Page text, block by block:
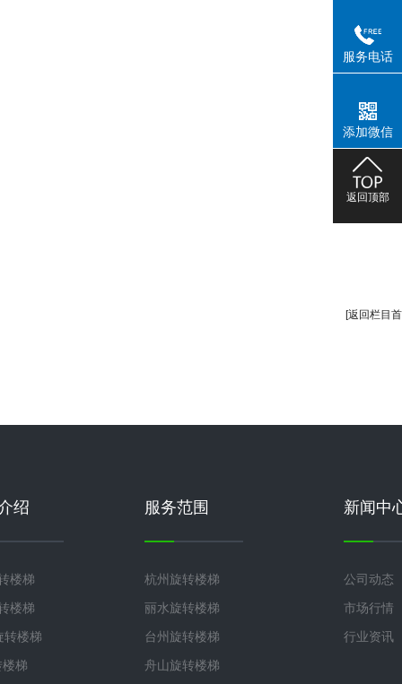
[返回栏目
绍
楼梯
楼梯
转楼梯
梯
服务范围
杭州旋转楼梯
丽水旋转楼梯
台州旋转楼梯
舟山旋转楼梯
新闻中
公司动态
市场行情
行业资讯
服务电话
添加微信
返回顶部